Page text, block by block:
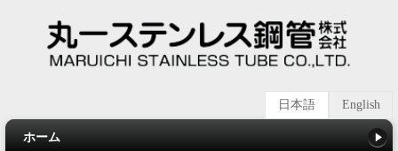
日本語 English
ホーム